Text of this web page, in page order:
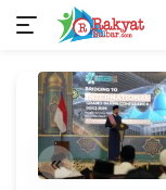
konten
«